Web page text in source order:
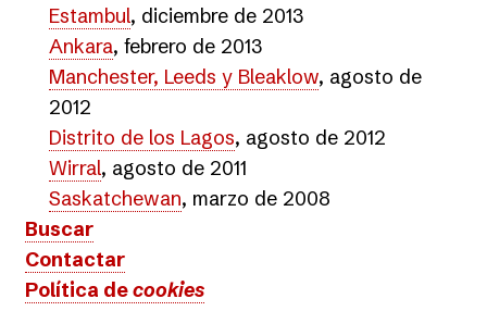
Estambul, diciembre de 2013
Ankara, febrero de 2013
Manchester, Leeds y Bleaklow, agosto de
2012
Distrito de los Lagos, agosto de 2012
Wirral, agosto de 2011
Saskatchewan, marzo de 2008
Buscar
Contactar
Política decookies